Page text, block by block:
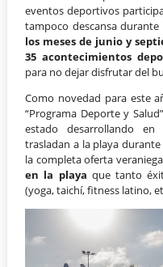
eventos deportivos
tampoco descansa durante
los meses de junio y
35 acontecimientos
para no dejar disfrutar del
Como novedad para este
“Programa Deporte y
estado desarrollando en
trasladan a la playa
la completa oferta
en la playa que tanto
(yoga, taichí, fitness latino,